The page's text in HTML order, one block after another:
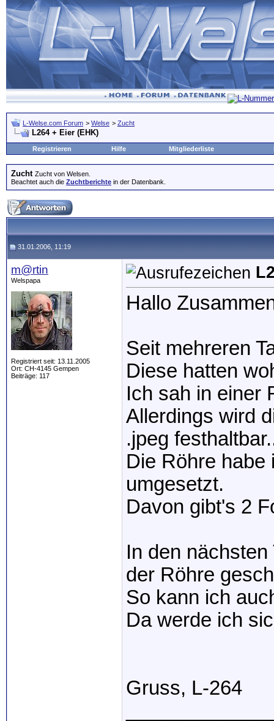
L-Welse.com Forum > Welse > Zucht
L264 + Eier (EHK)
Registrieren Hilfe Mitgliederliste
Zucht Zucht von Welsen.
Beachtet auch die Zuchtberichte in der Datenbank.
31.01.2006, 11:19
m@rtin
Welspapa
Registriert seit: 13.11.2005
Ort: CH-4145 Gempen
Beiträge: 117
Hallo
Seit mehreren
Diese hatten
Ich sah in einer
Allerdings wird
.jpeg
Die Röhre habe
umgesetzt.
Davon gibt's 2
In den
der Röhre
So kann ich
Da werde ich
Gruss, L-264